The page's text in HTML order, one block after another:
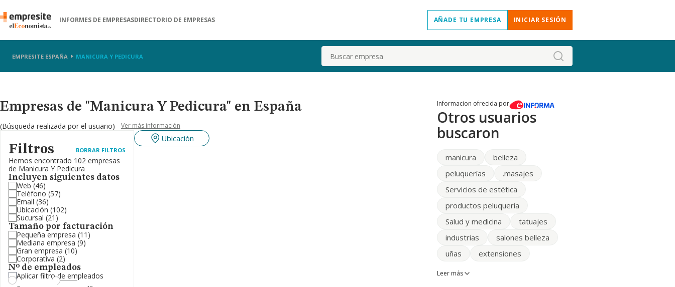
INFORMES DE EMPRESASDIRECTORIO DE EMPRESAS AÑADE TU EMPRESA INICIAR SESIÓN
EMPRESITE ESPAÑA MANICURA Y PEDICURA Buscar
Empresas de "Manicura Y Pedicura" en España
(Búsqueda realizada por el usuario) Ver más información
Filtros BORRAR FILTROS
Hemos encontrado 102 empresas
de Manicura Y Pedicura
Incluyen siguientes datos
Web (46)
Teléfono (57)
Email (36)
Ubicación (102)
Sucursal (21)
Tamaño por facturación
Pequeña empresa (11)
Mediana empresa (9)
Gran empresa (10)
Corporativa (2)
Nº de empleados
Aplicar filtro de empleados
Ubicación
Informacion ofrecida por
Otros usuarios
buscaron
manicura
belleza
peluquerías
.masajes
Servicios de estética
productos peluqueria
Salud y medicina
tatuajes
industrias
salones belleza
uñas
extensiones
Leer más